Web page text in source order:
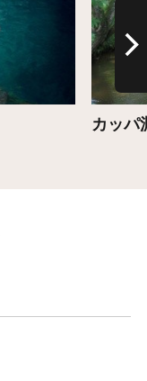
カッパ